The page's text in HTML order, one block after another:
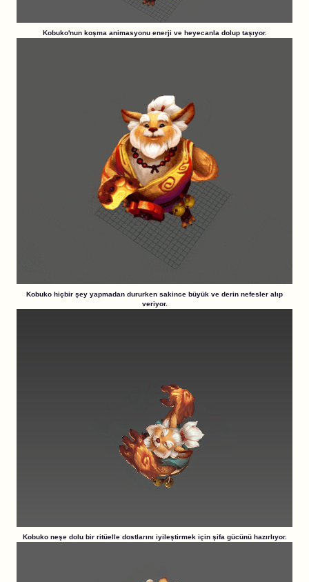
Kobuko'nun koşma animasyonu enerji ve heyecanla dolup taşıyor.
Kobuko hiçbir şey yapmadan dururken sakince büyük ve derin nefesler alıp
veriyor.
Kobuko neşe dolu bir ritüelle dostlarını iyileştirmek için şifa gücünü hazırlıyor.